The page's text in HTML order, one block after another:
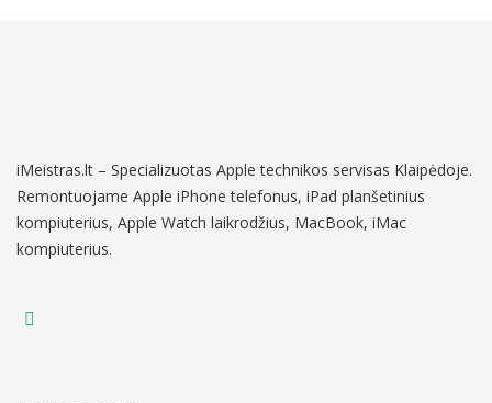
iMeistras.lt – Specializuotas Apple technikos servisas Klaipėdoje.
Remontuojame Apple iPhone telefonus, iPad planšetinius
kompiuterius, Apple Watch laikrodžius, MacBook, iMac
kompiuterius.